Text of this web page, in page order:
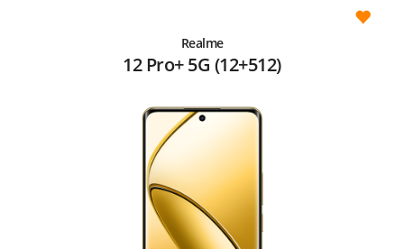
Realme
12 Pro+ 5G (12+512)